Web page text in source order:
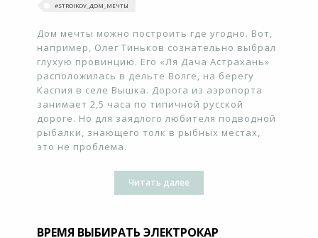
#‎STROIKOV_ДОМ_МЕЧТЫ‬
Дом мечты можно построить где угодно. Вот,
например, Олег Тиньков сознательно выбрал
глухую провинцию. Его «Ля Дача Астрахань»
расположилась в дельте Волге, на берегу
Каспия в селе Вышка. Дорога из аэропорта
занимает 2,5 часа по типичной русской
дороге. Но для заядлого любителя подводной
рыбалки, знающего толк в рыбных местах,
это не проблема.
Читать далее
ВРЕМЯ ВЫБИРАТЬ ЭЛЕКТРОКАР